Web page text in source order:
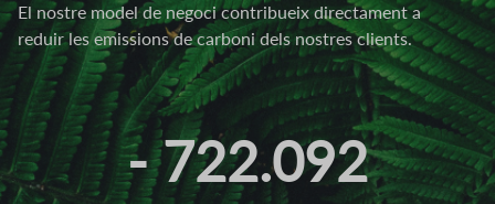
El nostre model de negoci contribueix directament a
reduir les emissions de carboni dels nostres clients.
- 722.092